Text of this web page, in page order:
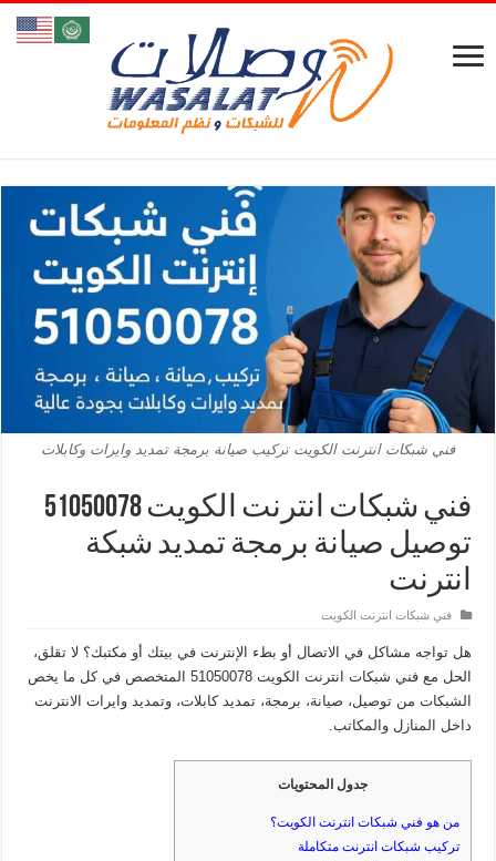
فني شبكات انترنت الكويت تركيب صيانة برمجة تمديد وايرات وكابلات
فني شبكات انترنت الكويت 51050078
توصيل صيانة برمجة تمديد شبكة
انترنت
فني شبكات انترنت الكويت
هل تواجه مشاكل في الاتصال أو بطء الإنترنت في بيتك أو مكتبك؟ لا تقلق،
الحل مع فني شبكات انترنت الكويت 51050078 المتخصص في كل ما يخص
الشبكات من توصيل، صيانة، برمجة، تمديد كابلات، وتمديد وايرات الانترنت
داخل المنازل والمكاتب.
جدول المحتويات
من هو فني شبكات انترنت الكويت؟
تركيب شبكات انترنت متكاملة